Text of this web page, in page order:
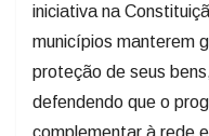
iniciativa na
municípios manterem
proteção de seus
defendendo que o
complementar à rede